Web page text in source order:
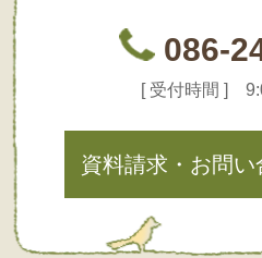
086-
[ 受付時間 ]
資料請求・お問い